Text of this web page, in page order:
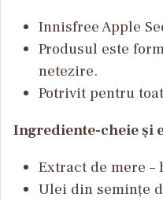
Innisfree Apple
Produsul este
netezire.
Potrivit pentru
Ingrediente-cheie și
Extract de mere –
Ulei din semințe